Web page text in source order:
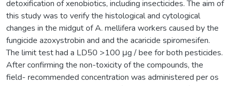
detoxification of xenobiotics, including insecticides. The aim of
this study was to verify the histological and cytological
changes in the midgut of A. mellifera workers caused by the
fungicide azoxystrobin and and the acaricide spiromesifen.
The limit test had a LD50 >100 μg / bee for both pesticides.
After confirming the non-toxicity of the compounds, the
field- recommended concentration was administered per os